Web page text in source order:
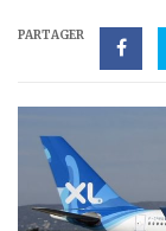
PARTAGER